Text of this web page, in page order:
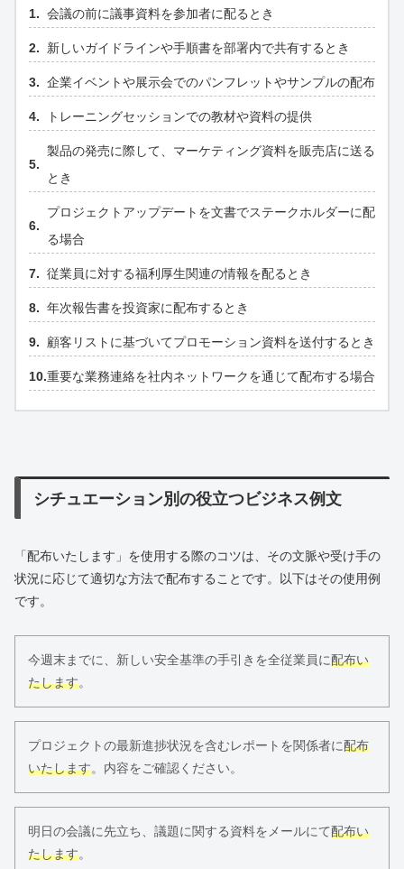
会議の前に議事資料を参加者に配るとき
新しいガイドラインや手順書を部署内で共有するとき
企業イベントや展示会でのパンフレットやサンプルの配布
トレーニングセッションでの教材や資料の提供
製品の発売に際して、マーケティング資料を販売店に送る
とき
プロジェクトアップデートを文書でステークホルダーに配
る場合
従業員に対する福利厚生関連の情報を配るとき
年次報告書を投資家に配布するとき
顧客リストに基づいてプロモーション資料を送付するとき
重要な業務連絡を社内ネットワークを通じて配布する場合
シチュエーション別の役立つビジネス例文
「配布いたします」を使用する際のコツは、その文脈や受け手の
状況に応じて適切な方法で配布することです。以下はその使用例
です。
今週末までに、新しい安全基準の手引きを全従業員に配布い
たします。
プロジェクトの最新進捗状況を含むレポートを関係者に配布
いたします。内容をご確認ください。
明日の会議に先立ち、議題に関する資料をメールにて配布い
たします。